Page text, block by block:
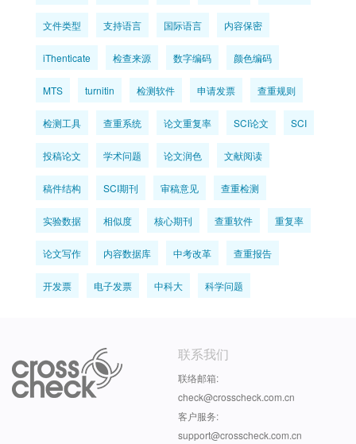
文件类型 支持语言 国际语言 内容保密
iThenticate 检查来源 数字编码 颜色编码
MTS turnitin 检测软件 申请发票 查重规则
检测工具 查重系统 论文重复率 SCI论文 SCI
投稿论文 学术问题 论文润色 文献阅读
稿件结构 SCI期刊 审稿意见 查重检测
实验数据 相似度 核心期刊 查重软件 重复率
论文写作 内容数据库 中考改革 查重报告
开发票 电子发票 中科大 科学问题
联系我们
联络邮箱:
check@crosscheck.com.cn
客户服务:
support@crosscheck.com.cn